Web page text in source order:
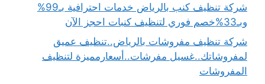
شركة تنظيف كنب بالرياض خدمات احترافية بـ99%
وبـ33%خصم فوري لتنظيف كنبات احجز الآن
شركة تنظيف مفروشات بالرياض..تنظيف عميق
لمفروشاتك..غسيل مفرشات..أسعارمميزة لتنظيف
المفروشات